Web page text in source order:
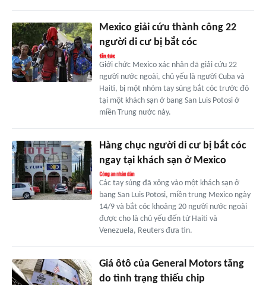
Mexico giải cứu thành công 22
người di cư bị bắt cóc
Giới chức Mexico xác nhận đã giải cứu 22
người nước ngoài, chủ yếu là người Cuba và
Haiti, bị một nhóm tay súng bắt cóc trước đó
tại một khách sạn ở bang San Luis Potosi ở
miền Trung nước này.
Hàng chục người di cư bị bắt cóc
ngay tại khách sạn ở Mexico
Các tay súng đã xông vào một khách sạn ở
bang San Luis Potosi, miền trung Mexico ngày
14/9 và bắt cóc khoảng 20 người nước ngoài
được cho là chủ yếu đến từ Haiti và
Venezuela, Reuters đưa tin.
Giá ôtô của General Motors tăng
do tình trạng thiếu chip